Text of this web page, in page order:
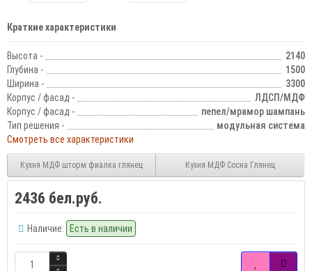
Краткие характеристики
Высота -
2140
Глубина -
1500
Ширина -
3300
Корпус / фасад -
ЛДСП/МДФ
Корпус / фасад -
пепел/мрамор шампань
Тип решения -
модульная система
Смотреть все характеристики
Кухня МДФ шторм фиалка глянец Кухня МДФ Сосна Глянец
2436 бел.руб.
Наличие: Есть в наличии